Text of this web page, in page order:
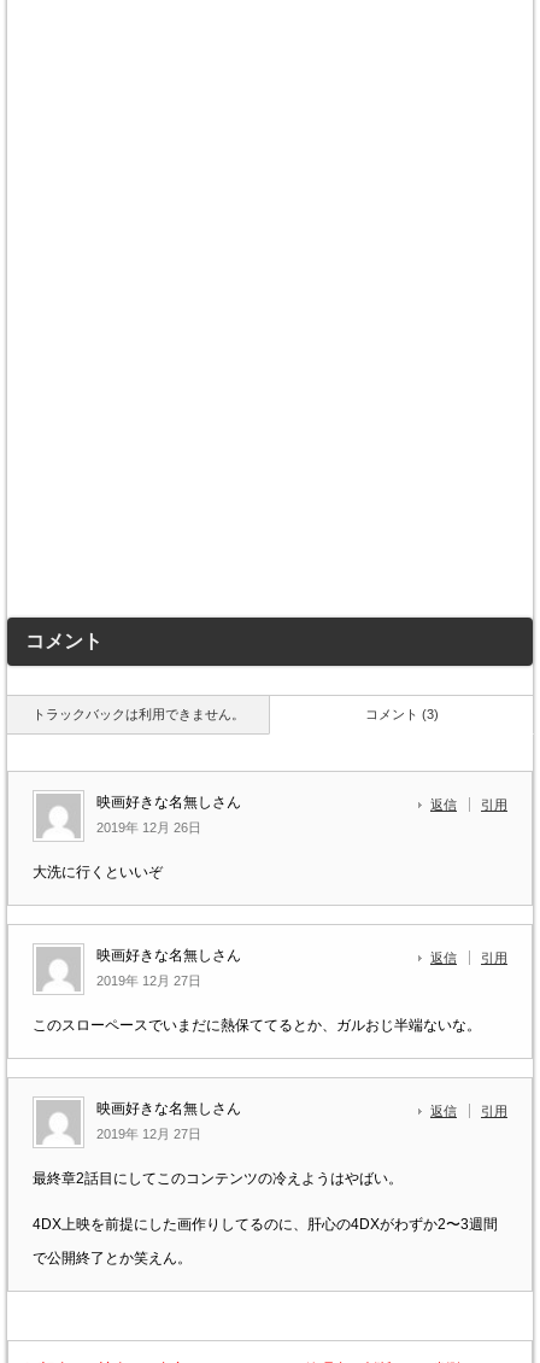
コメント
トラックバックは利用できません。 コメント (3)
映画好きな名無しさん
2019年 12月 26日
返信 引用
大洗に行くといいぞ
映画好きな名無しさん
2019年 12月 27日
返信 引用
このスローペースでいまだに熱保ててるとか、ガルおじ半端ないな。
映画好きな名無しさん
2019年 12月 27日
返信 引用
最終章2話目にしてこのコンテンツの冷えようはやばい。
4DX上映を前提にした画作りしてるのに、肝心の4DXがわずか2〜3週間
で公開終了とか笑えん。